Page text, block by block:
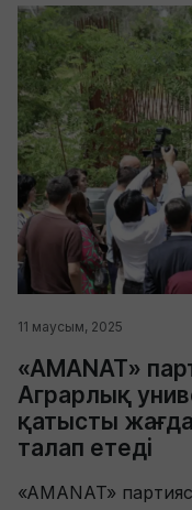
11 маусым, 2025
«AMANAT»
Аграрлық
қатысты
талап етеді
«AMANAT»